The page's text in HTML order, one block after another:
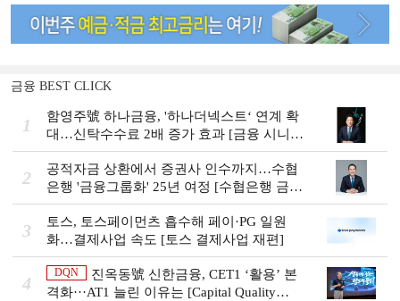
금융 BEST CLICK
1
함영주號 하나금융, '하나더넥스트‘ 연계 확
대…신탁수수료 2배 증가 효과 [금융 시니어
비즈니스 돋보기]
2
공적자금 상환에서 증권사 인수까지…수협
은행 '금융그룹화' 25년 여정 [수협은행 금융
그룹의 꿈①]
3
토스, 토스페이먼츠 흡수해 페이·PG 일원
화…결제사업 속도 [토스 결제사업 재편]
4
DQN
진옥동號 신한금융, CET1 ‘활용’ 본
격화···AT1 늘린 이유는 [Capital Quality